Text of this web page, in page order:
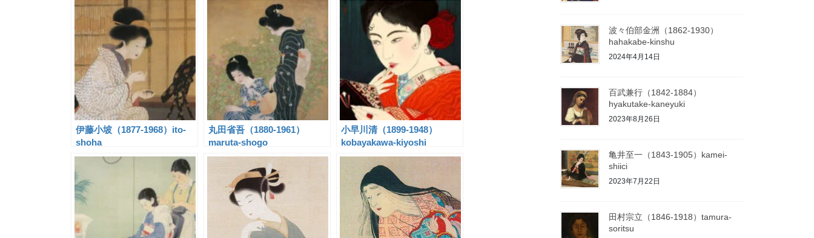
伊藤小坡（1877-1968）ito-
shoha
丸田省吾（1880-1961）
maruta-shogo
小早川清（1899-1948）
kobayakawa-kiyoshi
波々伯部金洲（1862-1930）
hahakabe-kinshu
2024年4月14日
百武兼行（1842-1884）
hyakutake-kaneyuki
2023年8月26日
亀井至一（1843-1905）kamei-
shiici
2023年7月22日
田村宗立（1846-1918）tamura-
soritsu